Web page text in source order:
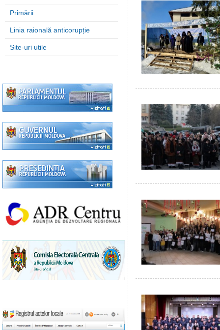
Primării
Linia raională anticorupție
Site-uri utile